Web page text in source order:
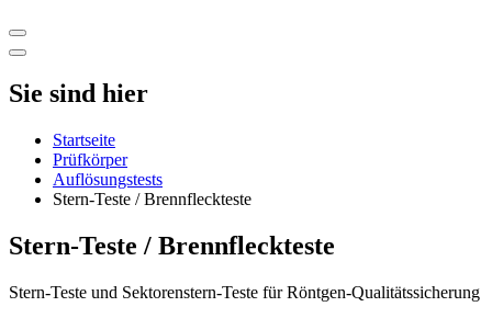
Sie sind hier
Startseite
Prüfkörper
Auflösungstests
Stern-Teste / Brennfleckteste
Stern-Teste / Brennfleckteste
Stern-Teste und Sektorenstern-Teste für Röntgen-Qualitätssicherung